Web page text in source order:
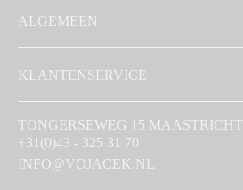
ALGEMEEN
KLANTENSERVICE
TONGERSEWEG 15 MAASTRICHT
+31(0)43 - 325 31 70
INFO@VOJACEK.NL